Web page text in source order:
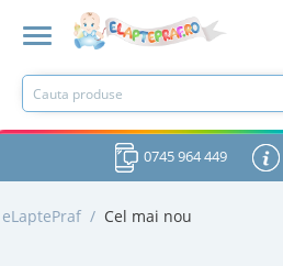
0745 964 449
eLaptePraf / Cel mai nou